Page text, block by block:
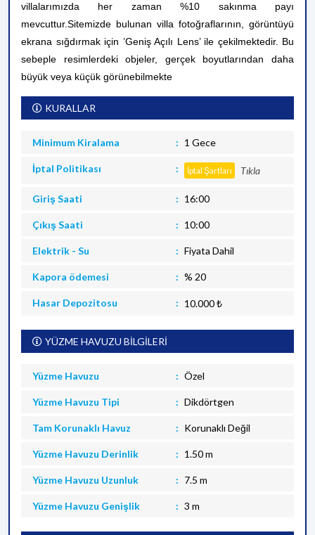
villalarımızda her zaman %10 sakınma payı
mevcuttur.Sitemizde bulunan villa fotoğraflarının, görüntüyü
ekrana sığdırmak için ’Geniş Açılı Lens’ ile çekilmektedir. Bu
sebeple resimlerdeki objeler, gerçek boyutlarından daha
büyük veya küçük görünebilmekte
KURALLAR
Minimum Kiralama 1 Gece
İptal Politikası İptal Şartları Tıkla
Giriş Saati 16:00
Çıkış Saati 10:00
Elektrik - Su Fiyata Dahil
Kapora ödemesi % 20
Hasar Depozitosu 10.000 ₺
YÜZME HAVUZU BİLGİLERİ
Yüzme Havuzu Özel
Yüzme Havuzu Tipi Dikdörtgen
Tam Korunaklı Havuz Korunaklı Değil
Yüzme Havuzu Derinlik 1.50 m
Yüzme Havuzu Uzunluk 7.5 m
Yüzme Havuzu Genişlik 3 m